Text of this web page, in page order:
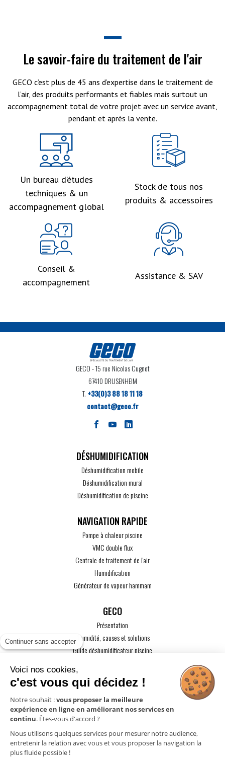
Continuer sans accepter
Voici nos cookies,
c'est vous qui décidez !
Notre souhait :vous proposer la meilleure
expérience en ligne en améliorant nos services en
continu. Êtes-vous d'accord ?
Nous utilisons quelques services pour mesurer notre audience,
entretenir la relation avec vous et vous proposer la navigation la
plus fluide possible !
Le savoir-faire du traitement de l'air
GECO c’est plus de 45 ans d’expertise dans le traitement de
l’air, des produits performants et fiables mais surtout un
accompagnement total de votre projet avec un service avant,
pendant et après la vente.
Un bureau d’études
techniques & un
accompagnement global
Stock de tous nos
produits & accessoires
Conseil &
accompagnement
Assistance & SAV
GECO- 15 rue Nicolas Cugnot
67410 DRUSENHEIM
T. +33(0)3 88 18 11 18
contact@geco.fr
DÉSHUMIDIFICATION
Déshumidification mobile
Déshumidification mural
Déshumidification de piscine
Pompe à chaleur piscine
VMC double flux
Centrale de traitement de l'air
Humidification
Générateur de vapeur hammam
GECO
Présentation
L'humidité, causes et solutions
Guide déshumidificateur piscine
Guide VMC
ACTUALITÉS
CONTACT
ESPACE PRO